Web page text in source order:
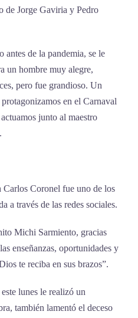
de Jorge Gaviria y Pedro
antes de la pandemia, se le
un hombre muy alegre,
pero fue grandioso. Un
en el Carnaval
junto al maestro
Carlos Coronel fue uno de los
a través de las redes sociales.
Michi Sarmiento, gracias
enseñanzas, oportunidades y
te reciba en sus brazos”.
lunes le realizó un
también lamentó el deceso